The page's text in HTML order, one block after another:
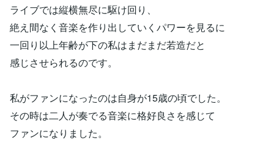
ライブでは縦横無尽に駆け回り、
絶え間なく音楽を作り出していくパワーを見るに
一回り以上年齢が下の私はまだまだ若造だと
感じさせられるのです。
私がファンになったのは自身が15歳の頃でした。
その時は二人が奏でる音楽に格好良さを感じて
ファンになりました。